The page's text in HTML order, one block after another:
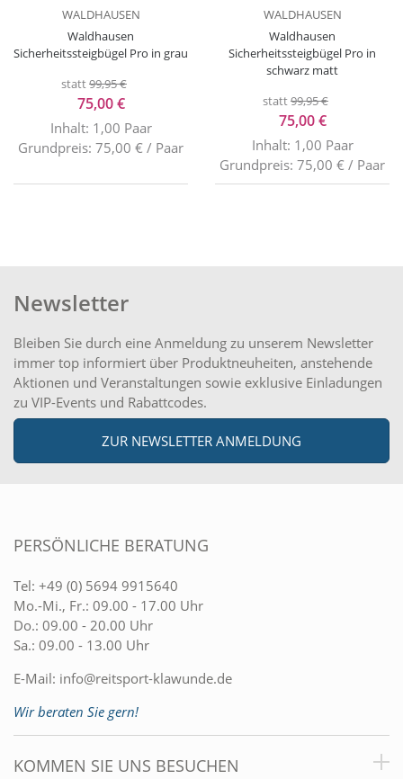
WALDHAUSEN
Waldhausen
Sicherheitssteigbügel Pro in grau
statt99,95 €
75,00 €
Inhalt: 1,00 Paar
Grundpreis: 75,00 € / Paar
WALDHAUSEN
Waldhausen
Sicherheitssteigbügel Pro in
schwarz matt
statt99,95 €
75,00 €
Inhalt: 1,00 Paar
Grundpreis: 75,00 € / Paar
Newsletter
Bleiben Sie durch eine Anmeldung zu unserem Newsletter
immer top informiert über Produktneuheiten, anstehende
Aktionen und Veranstaltungen sowie exklusive Einladungen
zu VIP-Events und Rabattcodes.
ZUR NEWSLETTER ANMELDUNG
PERSÖNLICHE BERATUNG
Tel: +49 (0) 5694 9915640
Mo.-Mi., Fr.: 09.00 - 17.00 Uhr
Do.: 09.00 - 20.00 Uhr
Sa.: 09.00 - 13.00 Uhr
E-Mail: info@reitsport-klawunde.de
Wir beraten Sie gern!
KOMMEN SIE UNS BESUCHEN